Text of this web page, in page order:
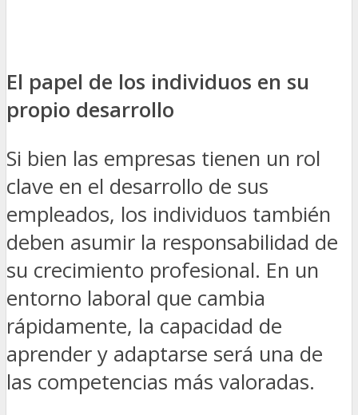
El papel de los individuos en su
propio desarrollo
Si bien las empresas tienen un rol
clave en el desarrollo de sus
empleados, los individuos también
deben asumir la responsabilidad de
su crecimiento profesional. En un
entorno laboral que cambia
rápidamente, la capacidad de
aprender y adaptarse será una de
las competencias más valoradas.